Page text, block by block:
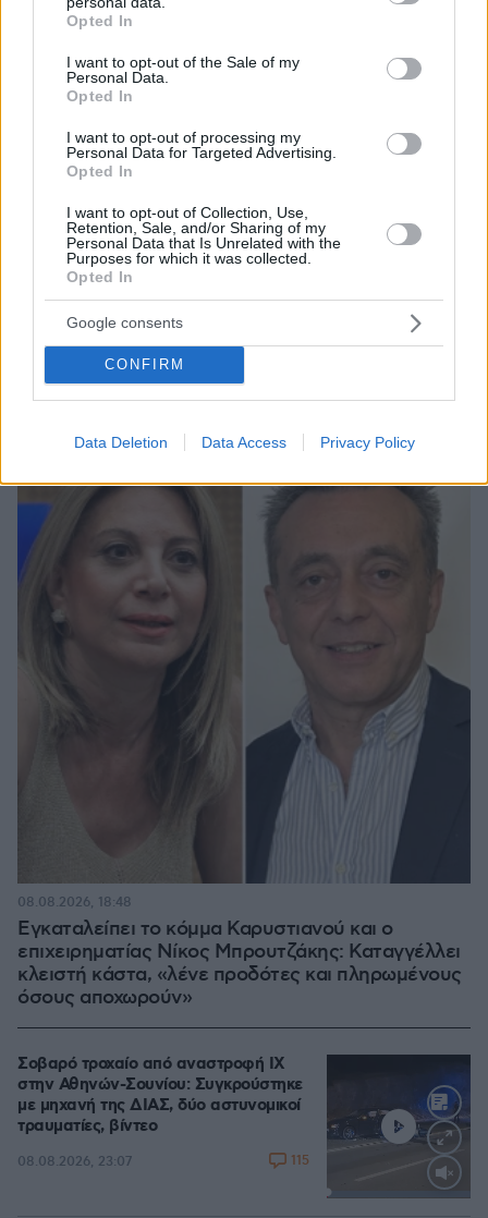
grant or deny consent to Google and its third-party tags to
use your data for below specified purposes in below Google
consent section.
Opted In
I want to opt-out of the Sale of my
Personal Data.
Opted In
I want to opt-out of processing my
Personal Data for Targeted Advertising.
Opted In
I want to opt-out of Collection, Use,
Retention, Sale, and/or Sharing of my
Personal Data that Is Unrelated with the
Purposes for which it was collected.
Opted In
Google consents
CONFIRM
Data Deletion Data Access Privacy Policy
Μυστήριο 3.500 ετών στη Σαντορίνη: Ο 15χρονος
που δεν πρόλαβε να ξεφύγει από το τσουνάμι
μπορεί ν' αλλάξει τη χρονολογία της μεγάλης
08.08.2026, 18:08
Εγκαταλείπει το κόμμα Καρυστιανού και ο
επιχειρηματίας Νίκος Μπρουτζάκης: Καταγγέλλει
κλειστή κάστα, «λένε προδότες και πληρωμένους
όσους αποχωρούν»
08.08.2026, 18:48
Σοβαρό τροχαίο από αναστροφή ΙΧ
στην Αθηνών-Σουνίου: Συγκρούστηκε
με μηχανή της ΔΙΑΣ, δύο αστυνομικοί
τραυματίες, βίντεο
08.08.2026, 23:07 115